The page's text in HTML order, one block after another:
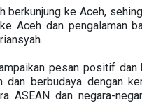
berkunjung ke Aceh,
Aceh dan pengalaman
pesan positif dan
berbudaya dengan
ASEAN dan negara-